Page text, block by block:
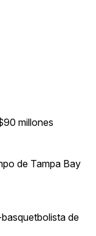
millones
de Tampa Bay
de